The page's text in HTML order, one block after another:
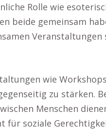
Rolle wie
beide gemeinsam
Veranstaltungen
wie
zu stärken.
Menschen
für soziale